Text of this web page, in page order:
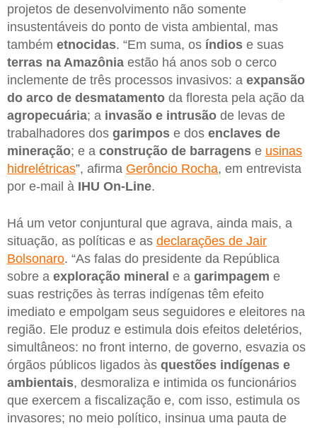
projetos de desenvolvimento não somente
insustentáveis do ponto de vista ambiental, mas
também etnocidas. “Em suma, os índios e suas
terras na Amazônia estão há anos sob o cerco
inclemente de três processos invasivos: a expansão
do arco de desmatamento da floresta pela ação da
agropecuária; a invasão e intrusão de levas de
trabalhadores dos garimpos e dos enclaves de
mineração; e a construção de barragens e usinas
hidrelétricas”, afirma Gerôncio Rocha, em entrevista
por e-mail à IHU On-Line.
Há um vetor conjuntural que agrava, ainda mais, a
situação, as políticas e as declarações de Jair
Bolsonaro. “As falas do presidente da República
sobre a exploração mineral e a garimpagem e
suas restrições às terras indígenas têm efeito
imediato e empolgam seus seguidores e eleitores na
região. Ele produz e estimula dois efeitos deletérios,
simultâneos: no front interno, de governo, esvazia os
órgãos públicos ligados às questões indígenas e
ambientais, desmoraliza e intimida os funcionários
que exercem a fiscalização e, com isso, estimula os
invasores; no meio político, insinua uma pauta de